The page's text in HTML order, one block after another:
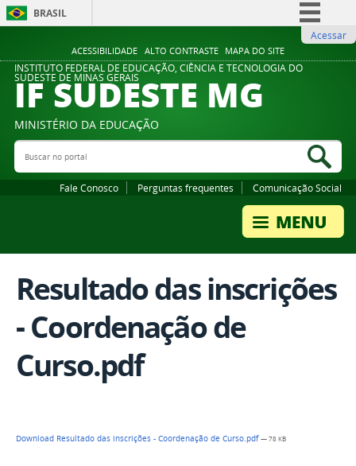
ACESSIBILIDADE ALTO CONTRASTE MAPA DO SITE
BRASIL
Comunica BR
Participe
Legislação
Acessar
INSTITUTO FEDERAL DE EDUCAÇÃO, CIÊNCIA E TECNOLOGIA DO
SUDESTE DE MINAS GERAIS
IF SUDESTE MG
MINISTÉRIO DA EDUCAÇÃO
Buscar no portal
Fale Conosco Perguntas frequentes Comunicação Social
Resultado das inscrições
- Coordenação de
Curso.pdf
Download Resultado das inscrições - Coordenação de Curso.pdf— 78 KB